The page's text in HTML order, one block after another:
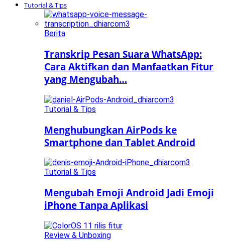
Tutorial & Tips
Berita
Transkrip Pesan Suara WhatsApp:
Cara Aktifkan dan Manfaatkan Fitur
yang Mengubah…
Tutorial & Tips
Menghubungkan AirPods ke
Smartphone dan Tablet Android
Tutorial & Tips
Mengubah Emoji Android Jadi Emoji
iPhone Tanpa Aplikasi
Review & Unboxing